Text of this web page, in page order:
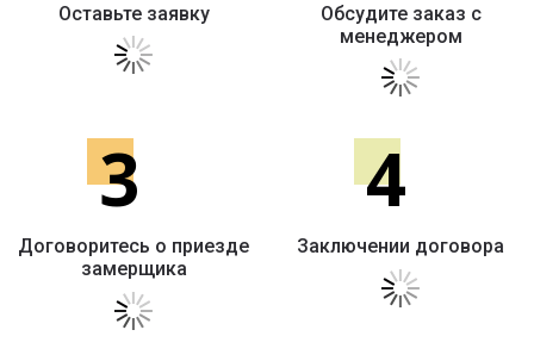
Оставьте заявку
Обсудите заказ с
менеджером
3
Договоритесь о приезде
замерщика
4
Заключении договора